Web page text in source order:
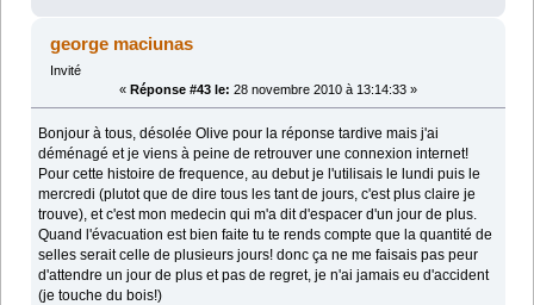
george maciunas
Invité
« Réponse #43 le: 28 novembre 2010 à 13:14:33 »
Bonjour à tous, désolée Olive pour la réponse tardive mais j'ai
déménagé et je viens à peine de retrouver une connexion internet!
Pour cette histoire de frequence, au debut je l'utilisais le lundi puis le
mercredi (plutot que de dire tous les tant de jours, c'est plus claire je
trouve), et c'est mon medecin qui m'a dit d'espacer d'un jour de plus.
Quand l'évacuation est bien faite tu te rends compte que la quantité de
selles serait celle de plusieurs jours! donc ça ne me faisais pas peur
d'attendre un jour de plus et pas de regret, je n'ai jamais eu d'accident
(je touche du bois!)